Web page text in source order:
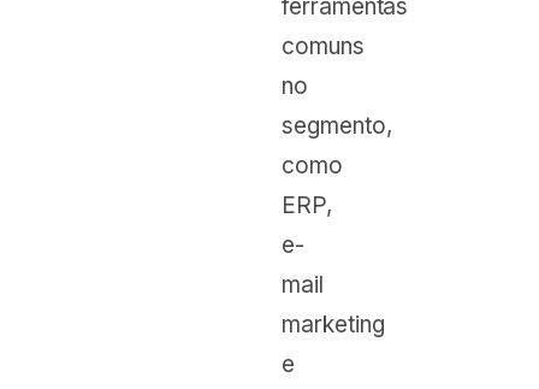
ferramentas
comuns
no
segmento,
como
ERP,
e-
mail
marketing
e